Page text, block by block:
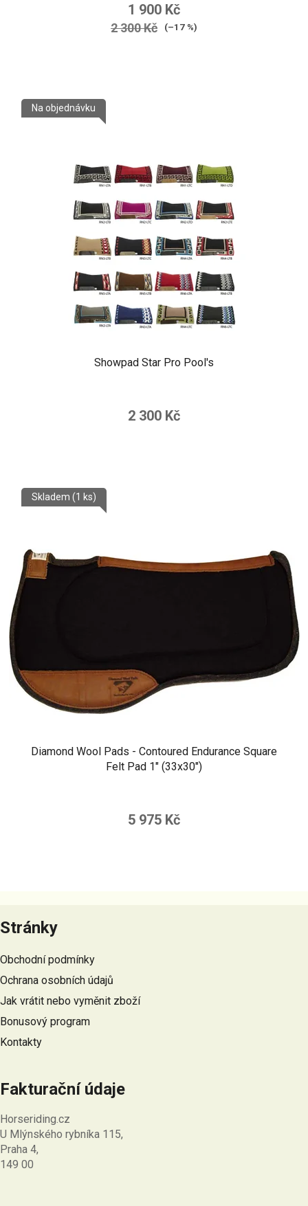
1 900 Kč
2 300 Kč (–17 %)
Showpad Star Pro Pool's
Na objednávku
2 300 Kč
Diamond Wool Pads - Contoured Endurance Square
Felt Pad 1" (33x30")
Skladem (1 ks)
5 975 Kč
á
p
a
í
Stránky
Obchodní podmínky
Ochrana osobních údajů
Jak vrátit nebo vyměnit zboží
Bonusový program
Kontakty
Fakturační údaje
Horseriding.cz
U Mlýnského rybníka 115,
Praha 4,
149 00